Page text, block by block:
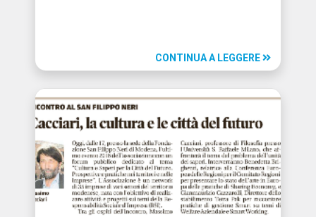
CONTINUA A LEGGERE